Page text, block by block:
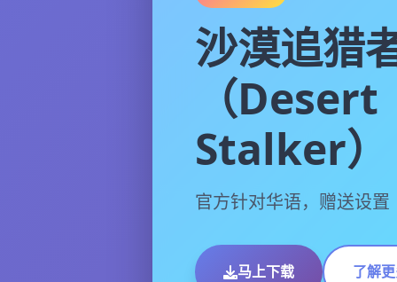
沙漠追猎
（Desert
Stalker）
官方针对华语，赠送设置
马上下载 了解